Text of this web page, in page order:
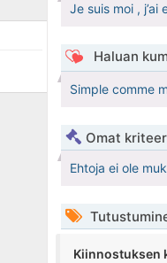
Je suis moi ,
Haluan
Simple comme
Omat
Ehtoja ei ole
Kiinnostuksen